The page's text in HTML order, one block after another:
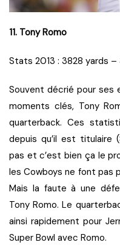
11. Tony Romo
Stats 2013 : 3828 yards –
Souvent décrié pour ses
moments clés, Tony
quarterback. Ces
depuis qu’il est titulaire
pas et c’est bien ça le
les Cowboys ne font pas
Mais la faute à une
Tony Romo. Le
ainsi rapidement pour
Super Bowl avec Romo.